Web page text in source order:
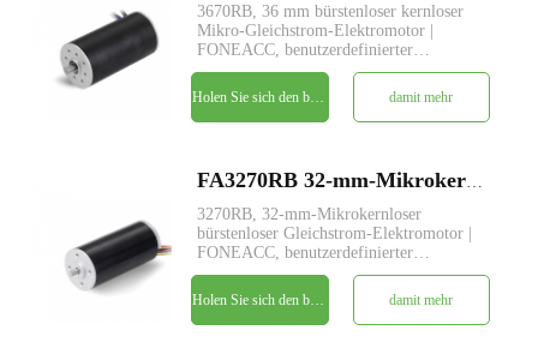
3670RB, 36 mm bürstenloser kernloser
Mikro-Gleichstrom-Elektromotor |
FONEACC, benutzerdefinierter
Parameterdienst verfügbar.
damit mehr
3270RB, 32-mm-Mikrokernloser
bürstenloser Gleichstrom-Elektromotor |
FONEACC, benutzerdefinierter
Parameterdienst verfügbar.
damit mehr